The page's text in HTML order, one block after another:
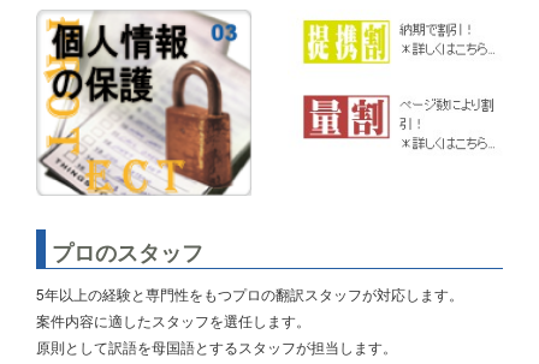
プロのスタッフ
5年以上の経験と専門性をもつプロの翻訳スタッフが対応します。
案件内容に適したスタッフを選任します。
原則として訳語を母国語とするスタッフが担当します。